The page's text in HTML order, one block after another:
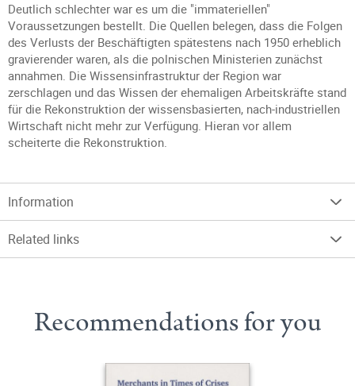
Deutlich schlechter war es um die "immateriellen"
Voraussetzungen bestellt. Die Quellen belegen, dass die Folgen
des Verlusts der Beschäftigten spätestens nach 1950 erheblich
gravierender waren, als die polnischen Ministerien zunächst
annahmen. Die Wissensinfrastruktur der Region war
zerschlagen und das Wissen der ehemaligen Arbeitskräfte stand
für die Rekonstruktion der wissensbasierten, nach-industriellen
Wirtschaft nicht mehr zur Verfügung. Hieran vor allem
scheiterte die Rekonstruktion.
Information
Related links
Recommendations for you